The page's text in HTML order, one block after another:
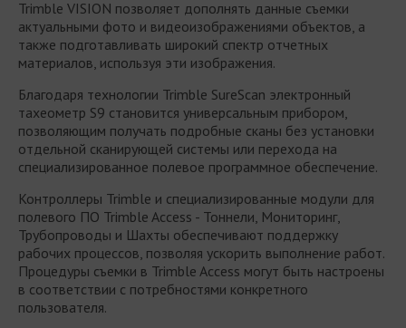
Trimble VISION позволяет дополнять данные съемки
актуальными фото и видеоизображениями объектов, а
также подготавливать широкий спектр отчетных
материалов, используя эти изображения.
Благодаря технологии Trimble SureScan электронный
тахеометр S9 становится универсальным прибором,
позволяющим получать подробные сканы без установки
отдельной сканирующей системы или перехода на
специализированное полевое программное обеспечение.
Контроллеры Trimble и специализированные модули для
полевого ПО Trimble Access - Тоннели, Мониторинг,
Трубопроводы и Шахты обеспечивают поддержку
рабочих процессов, позволяя ускорить выполнение работ.
Процедуры съемки в Trimble Access могут быть настроены
в соответствии с потребностями конкретного
пользователя.